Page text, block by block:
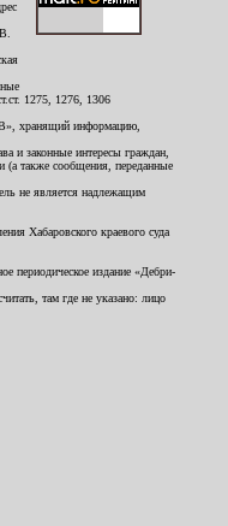
1275, 1276, 1306
хранящий информацию,
и законные интересы граждан,
(а также сообщения, переданные
не является надлежащим
Хабаровского краевого суда
периодическое издание «Дебри-
там где не указано: лицо